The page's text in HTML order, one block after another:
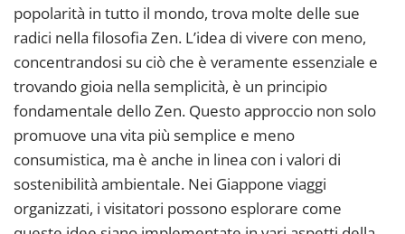
popolarità in tutto il mondo, trova molte delle sue
radici nella filosofia Zen. L’idea di vivere con meno,
concentrandosi su ciò che è veramente essenziale e
trovando gioia nella semplicità, è un principio
fondamentale dello Zen. Questo approccio non solo
promuove una vita più semplice e meno
consumistica, ma è anche in linea con i valori di
sostenibilità ambientale. Nei Giappone viaggi
organizzati, i visitatori possono esplorare come